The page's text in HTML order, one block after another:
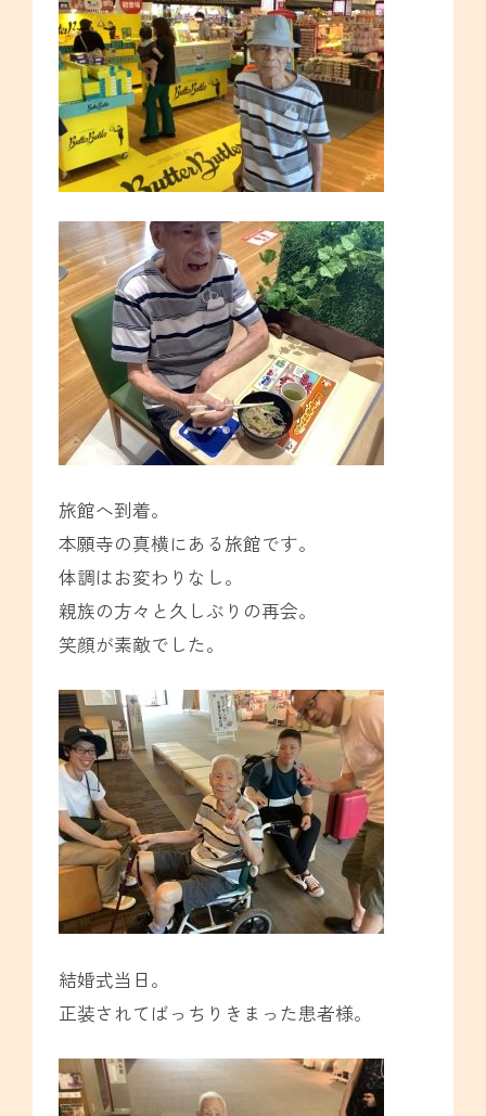
旅館へ到着。
本願寺の真横にある旅館です。
体調はお変わりなし。
親族の方々と久しぶりの再会。
笑顔が素敵でした。
結婚式当日。
正装されてばっちりきまった患者様。